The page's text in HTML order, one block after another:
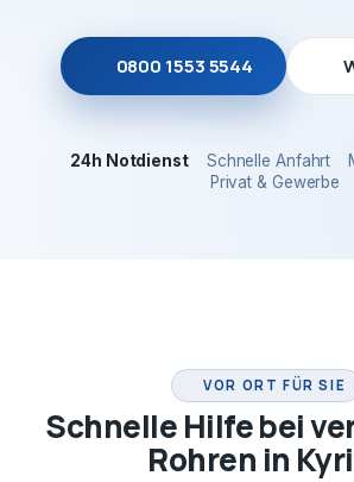
0800 1553 5544
24h Notdienst Schnelle Anfahrt
Privat & Gewerbe
VOR ORT FÜR SIE
Schnelle Hilfe bei
Rohren in